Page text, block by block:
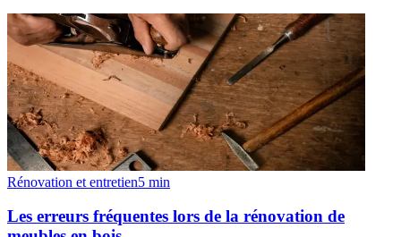
Rénovation et entretien5 min
Les erreurs fréquentes lors de la rénovation de